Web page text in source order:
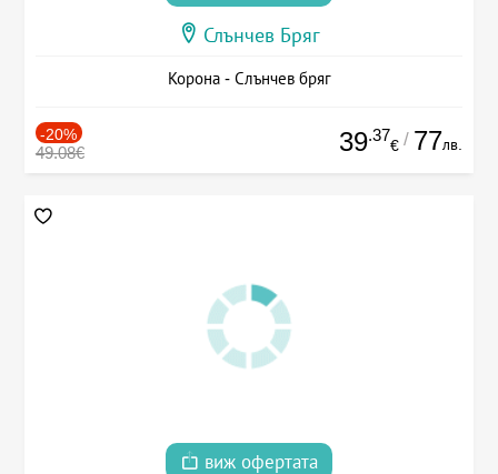
Слънчев Бряг
Корона - Слънчев бряг
-20%
49.08€ 39.37
€ / 77лв.
виж офертата